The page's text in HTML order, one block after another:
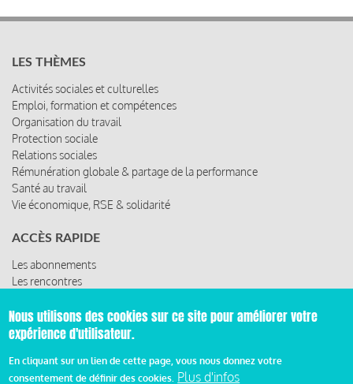
LES THÈMES
Activités sociales et culturelles
Emploi, formation et compétences
Organisation du travail
Protection sociale
Relations sociales
Rémunération globale & partage de la performance
Vie économique, RSE & solidarité
ACCÈS RAPIDE
Les rencontres
Les ressources
Nous utilisons des cookies sur ce site pour améliorer votre
expérience d'utilisateur.
En cliquant sur un lien de cette page, vous nous donnez votre
consentement de définir des cookies. Plus d'infos